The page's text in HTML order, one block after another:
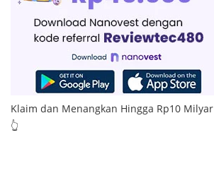
Klaim dan Menangkan Hingga Rp10 Milyar
👆